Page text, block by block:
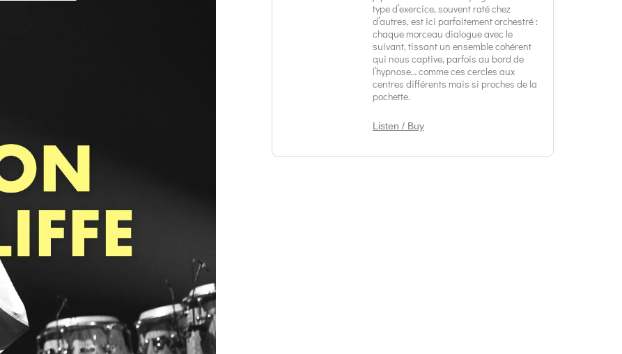
type d’exercice, souvent raté chez
d’autres, est ici parfaitement orchestré :
chaque morceau dialogue avec le
suivant, tissant un ensemble cohérent
qui nous captive, parfois au bord de
l’hypnose… comme ces cercles aux
centres différents mais si proches de la
pochette.
Listen / Buy